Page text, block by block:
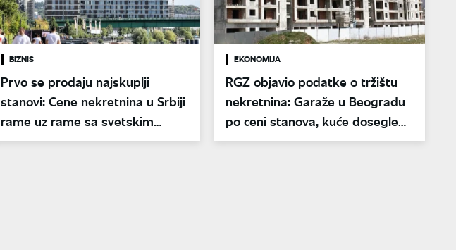
BIZNIS
Prvo se prodaju najskuplji
stanovi: Cene nekretnina u Srbiji
rame uz rame sa svetskim
cenama
EKONOMIJA
RGZ objavio podatke o tržištu
nekretnina: Garaže u Beogradu
po ceni stanova, kuće dosegle
skoro dva miliona evra